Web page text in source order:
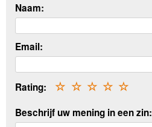
Naam:
Email:
Rating: ☆
☆
☆
☆
☆
Beschrijf uw mening in een zin: